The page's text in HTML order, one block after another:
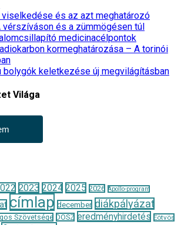
és az azt meghatározó
és a zümmögésen túl
medicinacélpontok
kormeghatározása – A torinói
bolygók keletkezése új megvilágításban
Világa
2023 2024 2025 2026 Apollo-program
címlap december diákpályázat
Szövetsége DOSZ eredményhirdetés Eötvös